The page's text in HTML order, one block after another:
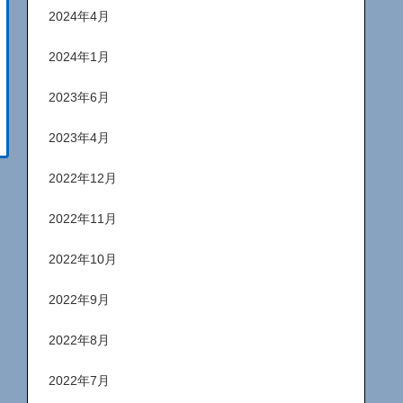
2024年4月
2024年1月
2023年6月
2023年4月
2022年12月
2022年11月
2022年10月
2022年9月
2022年8月
2022年7月